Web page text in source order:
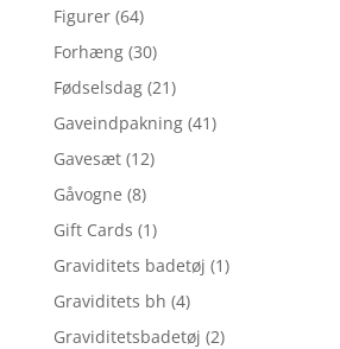
Figurer (64)
Forhæng (30)
Fødselsdag (21)
Gaveindpakning (41)
Gavesæt (12)
Gåvogne (8)
Gift Cards (1)
Graviditets badetøj (1)
Graviditets bh (4)
Graviditetsbadetøj (2)